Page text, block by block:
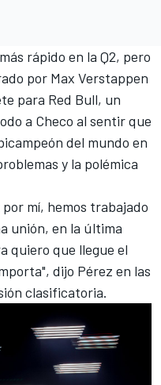
rápido en la Q2, pero
por Max Verstappen
para Red Bull, un
a Checo al sentir que
del mundo en
y la polémica
mí, hemos trabajado
unión, en la última
quiero que llegue el
dijo Pérez en las
clasificatoria.